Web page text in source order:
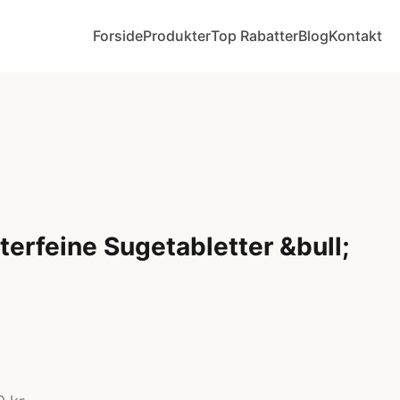
ForsideProdukterTop RabatterBlogKontakt
Sugetabletter &bull;